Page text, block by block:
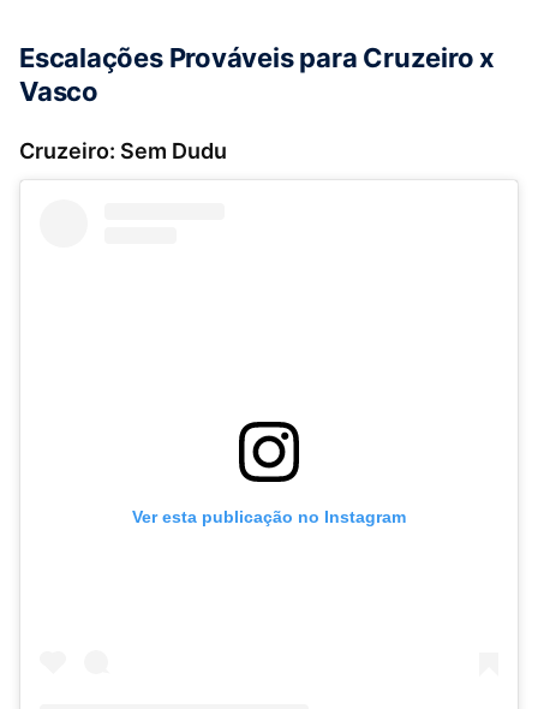
Escalações Prováveis para Cruzeiro x
Vasco
Cruzeiro: Sem Dudu
Ver esta publicação no Instagram